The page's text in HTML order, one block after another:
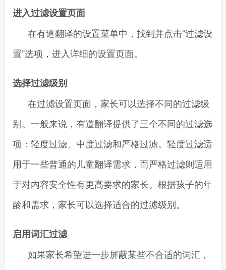
进入过滤设置页面
在有道翻译的设置菜单中，找到并点击“过滤设
置”选项，进入详细的设置页面。
选择过滤级别
在过滤设置页面，家长可以选择不同的过滤级
别。一般来说，有道翻译提供了三个不同的过滤选
项：轻度过滤、中度过滤和严格过滤。轻度过滤适
用于一些普通的儿童翻译需求，而严格过滤则适用
于对内容安全性有更高要求的家长。根据孩子的年
龄和需求，家长可以选择适合的过滤级别。
启用词汇过滤
如果家长希望进一步屏蔽某些不合适的词汇，